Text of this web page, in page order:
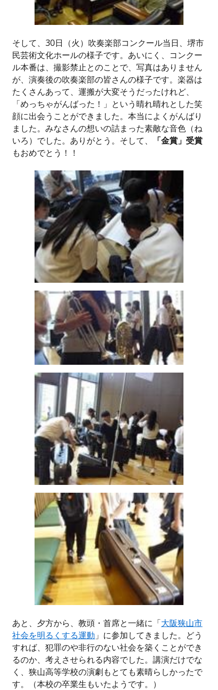
そして、30日（火）吹奏楽部コンクール当日、堺市
民芸術文化ホールの様子です。あいにく、コンクー
ル本番は、撮影禁止とのことで、写真はありません
が、演奏後の吹奏楽部の皆さんの様子です。楽器は
たくさんあって、運搬が大変そうだったけれど、
「めっちゃがんばった！」という晴れ晴れとした笑
顔に出会うことができました。本当によくがんばり
ました。みなさんの想いの詰まった素敵な音色（ね
いろ）でした。ありがとう。そして、
「金賞」受賞
もおめでとう！！
あと、夕方から、教頭・首席と一緒に「大阪狭山市
社会を明るくする運動 」に参加してきました。どう
すれば、犯罪のや非行のない社会を築くことができ
るのか、考えさせられる内容でした。講演だけでな
く、狭山高等学校の演劇もとても素晴らしかったで
す。（本校の卒業生もいたようです。）